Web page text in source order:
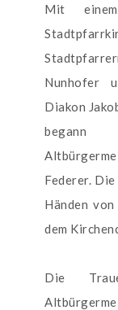
Mit
Nunhofer
Diakon
begann
Federer.
Händen
dem
Die